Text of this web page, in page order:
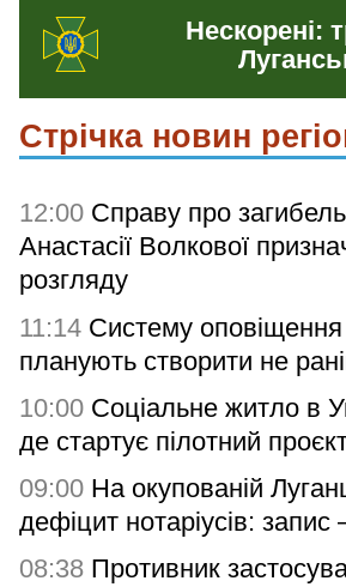
Нескорені:
Стрічка новин
12:00 Справу про
Анастасії Волкової
розгляду
11:14 Систему
планують створити не
10:00 Соціальне житло в
де стартує пілотний
09:00 На окупованій
дефіцит нотаріусів:
08:38 Противник